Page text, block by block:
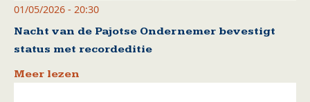
01/05/2026 - 20:30
Nacht van de Pajotse Ondernemer bevestigt
status met recordeditie
Meer lezen